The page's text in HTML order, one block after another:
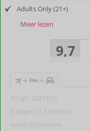
Adults Only (21+)
Meer lezen
9,7
+ +
02 apr 2027 (vr)
8 dagen (7 nachten)
vanaf Rotterdam